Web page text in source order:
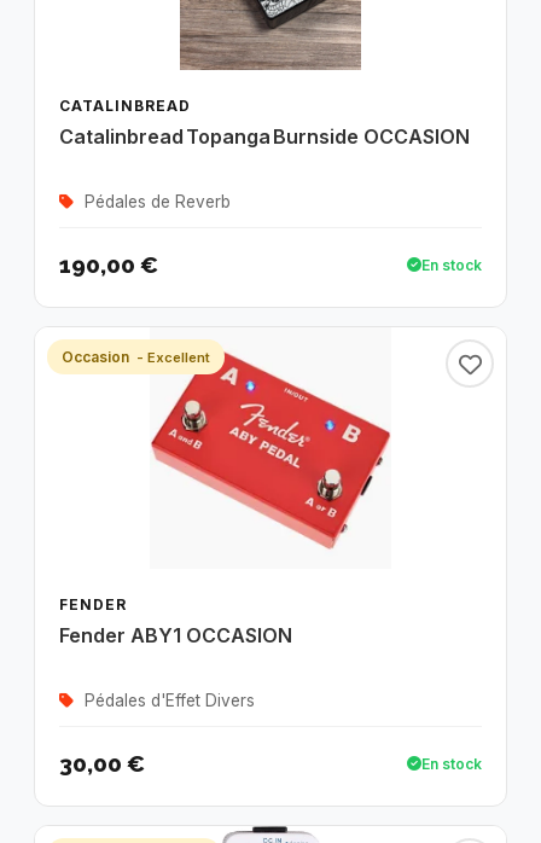
CATALINBREAD
Catalinbread Topanga Burnside OCCASION
Pédales de Reverb
190,00 € En stock
Occasion - Excellent
FENDER
Fender ABY1 OCCASION
Pédales d'Effet Divers
30,00 € En stock